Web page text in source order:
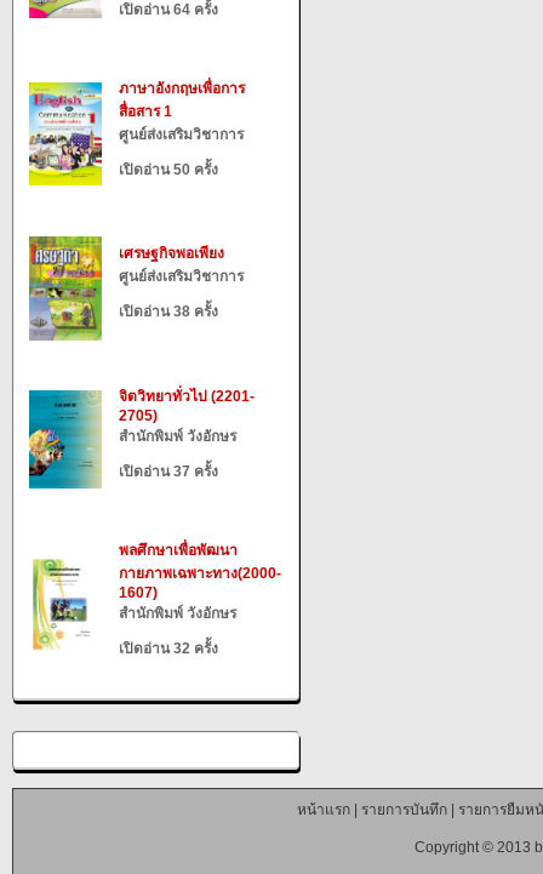
เปิดอ่าน 64 ครั้ง
ภาษาอังกฤษเพื่อการ
สื่อสาร 1
ศูนย์ส่งเสริมวิชาการ
เปิดอ่าน 50 ครั้ง
เศรษฐกิจพอเพียง
ศูนย์ส่งเสริมวิชาการ
เปิดอ่าน 38 ครั้ง
จิตวิทยาทั่วไป (2201-
2705)
สำนักพิมพ์ วังอักษร
เปิดอ่าน 37 ครั้ง
พลศึกษาเพื่อพัฒนา
กายภาพเฉพาะทาง(2000-
1607)
สำนักพิมพ์ วังอักษร
เปิดอ่าน 32 ครั้ง
หน้าแรก| รายการบันทึก| รายการยืมห
Copyright © 2013